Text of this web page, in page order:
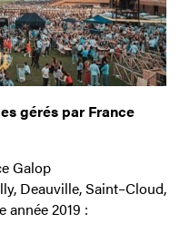
gérés par France
Galop
Deauville, Saint–Cloud,
2019 :